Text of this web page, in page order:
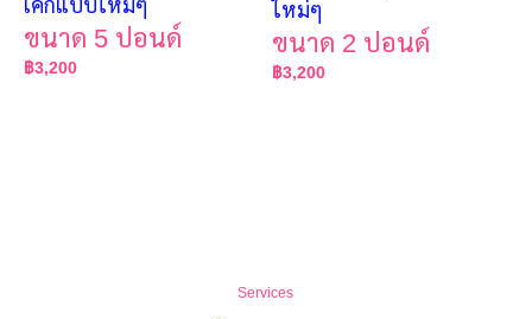
เค้กแบบใหม่ๆ
ขนาด 5 ปอนด์
฿3,200
ใหม่ๆ
ขนาด 2 ปอนด์
฿3,200
Services